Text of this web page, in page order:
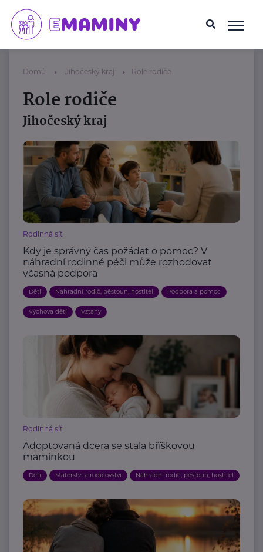
Domů Jihočeský kraj Role rodiče
Role rodiče
Jihočeský kraj
Rodinná síť
Kdy je správný čas požádat o pomoc? V
náhradní rodinné péči může rozhodovat
včasná podpora
Děti Náhradní rodič, pěstoun, hostitel Podpora a pomoc
Výchova dětí Vztahy
Rodinná síť
Adoptovaná dcera se stala bříškovou
maminkou
Děti Mateřství a rodičovství Náhradní rodič, pěstoun, hostitel